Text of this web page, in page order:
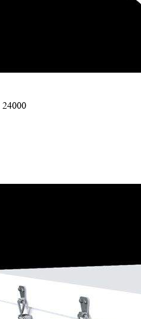
24000